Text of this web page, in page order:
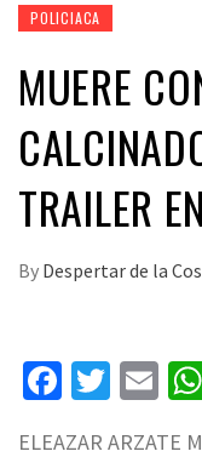
POLICIACA
MUERE
TRAILER
By Despertar de la
ELEAZAR ARZATE M